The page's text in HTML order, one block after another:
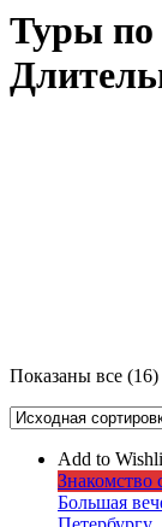
Туры по
Показаны все (16)
Add to
Знакомство
Большая